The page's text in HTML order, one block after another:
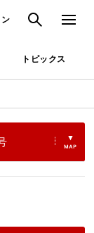
検索 メニュ
トピックス